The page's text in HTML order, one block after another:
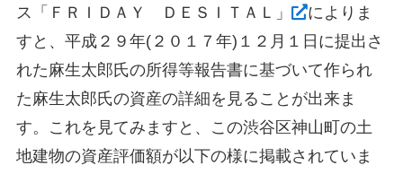
ス「ＦＲＩＤＡＹ ＤＥＳＩＴＡＬ」
によりま
すと、平成２９年(２０１７年)１２月１日に提出さ
れた麻生太郎氏の所得等報告書に基づいて作られ
た麻生太郎氏の資産の詳細を見ることが出来ま
す。これを見てみますと、この渋谷区神山町の土
地建物の資産評価額が以下の様に掲載されていま